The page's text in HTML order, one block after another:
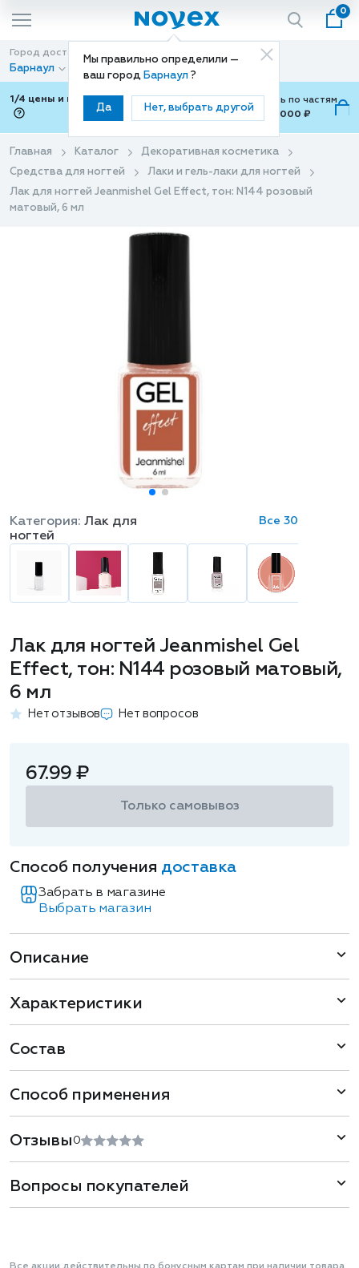
Мы правильно определили —
ваш город Барнаул ?
Да Нет, выбрать другой
0
Город доставки
Барнаул
Способ доставки
Доставка
1/4 цены и покупки ваши с Подели
Можно оплатить по частям
от 700 ₽ до 15,000 ₽
Главная Каталог
Декоративная косметика
Средства для ногтей
Лаки и гель-лаки для ногтей
Лак для ногтей Jeanmishel Gel Effect, тон: N144 розовый
матовый, 6 мл
Лак для ногтей Jeanmishel Gel
Effect, тон: N144 розовый матовый,
6 мл
Нет отзывов Нет вопросов
Категория: Лак для
ногтей
Все 30
67.99 ₽
Только самовывоз
Способ получения доставка
Забрать в магазине
Выбрать магазин
Описание
Характеристики
Состав
Способ применения
Отзывы 0
Вопросы покупателей